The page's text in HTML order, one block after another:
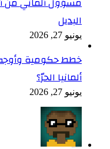
البديل
يونيو 27, 2026
خطط حكومية
ألمانيا الحرّ؟
يونيو 27, 2026